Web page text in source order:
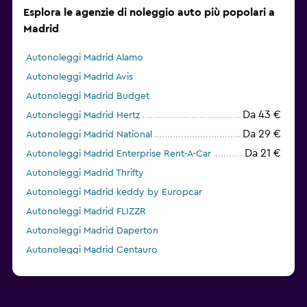
Esplora le agenzie di noleggio auto più popolari a
Madrid
Autonoleggi Madrid Alamo
Autonoleggi Madrid Avis
Autonoleggi Madrid Budget
Autonoleggi Madrid Hertz
Da 43 €
Autonoleggi Madrid National Da 29 €
Autonoleggi Madrid Enterprise Rent-A-Car Da 21 €
Autonoleggi Madrid Thrifty
Autonoleggi Madrid keddy by Europcar
Autonoleggi Madrid FLIZZR
Autonoleggi Madrid Daperton
Autonoleggi Madrid Centauro